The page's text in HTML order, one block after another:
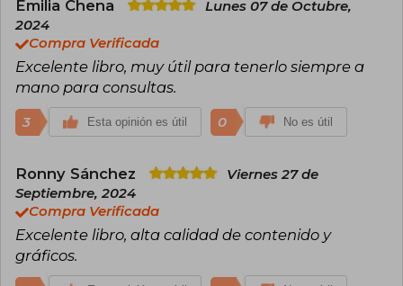
Emilia Chena
Lunes 07 de Octubre,
2024
Compra Verificada
Excelente libro, muy útil para tenerlo siempre a
mano para consultas.
3 Esta opinión es útil 0 No es útil
Ronny Sánchez
Viernes 27 de
Septiembre, 2024
Compra Verificada
Excelente libro, alta calidad de contenido y
gráficos.